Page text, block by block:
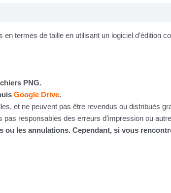
termes de taille en utilisant un logiciel d’édition
PNG.
Google Drive.
et ne peuvent pas être revendus ou distribués
responsables des erreurs d’impression ou
les annulations. Cependant, si vous